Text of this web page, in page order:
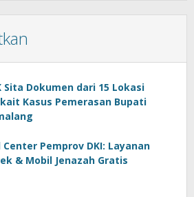
Sita Dokumen dari 15 Lokasi
Kasus Pemerasan Bupati
Center Pemprov DKI: Layanan
& Mobil Jenazah Gratis